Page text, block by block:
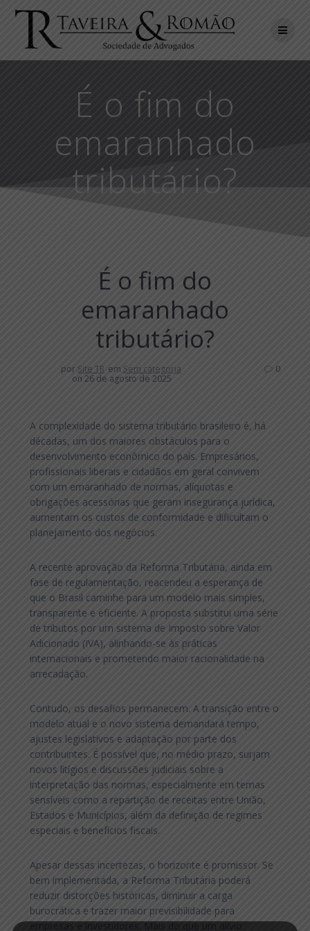
to
content
É o fim do
emaranhado
tributário?
É o fim do
emaranhado
tributário?
por Site TR em Sem categoria
on 26 de agosto de 2025
0
A complexidade do sistema tributário brasileiro é, há
décadas, um dos maiores obstáculos para o
desenvolvimento econômico do país. Empresários,
profissionais liberais e cidadãos em geral convivem
com um emaranhado de normas, alíquotas e
obrigações acessórias que geram insegurança jurídica,
aumentam os custos de conformidade e dificultam o
planejamento dos negócios.
A recente aprovação da Reforma Tributária, ainda em
fase de regulamentação, reacendeu a esperança de
que o Brasil caminhe para um modelo mais simples,
transparente e eficiente. A proposta substitui uma série
de tributos por um sistema de Imposto sobre Valor
Adicionado (IVA), alinhando-se às práticas
internacionais e prometendo maior racionalidade na
arrecadação.
Contudo, os desafios permanecem. A transição entre o
modelo atual e o novo sistema demandará tempo,
ajustes legislativos e adaptação por parte dos
contribuintes. É possível que, no médio prazo, surjam
novos litígios e discussões judiciais sobre a
interpretação das normas, especialmente em temas
sensíveis como a repartição de receitas entre União,
Estados e Municípios, além da definição de regimes
especiais e benefícios fiscais.
Apesar dessas incertezas, o horizonte é promissor. Se
bem implementada, a Reforma Tributária poderá
reduzir distorções históricas, diminuir a carga
burocrática e trazer maior previsibilidade para
empresas e investidores. Mais do que um alívio